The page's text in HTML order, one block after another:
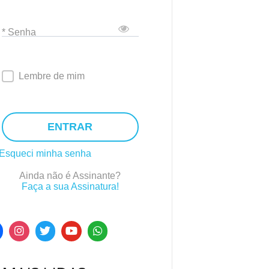
* Senha
Lembre de mim
ENTRAR
Esqueci minha senha
Ainda não é Assinante?
Faça a sua Assinatura!